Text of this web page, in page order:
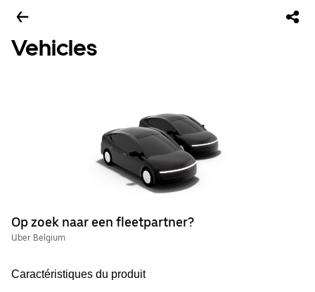
Vehicles
Op zoek naar een fleetpartner?
Uber Belgium
Caractéristiques du produit